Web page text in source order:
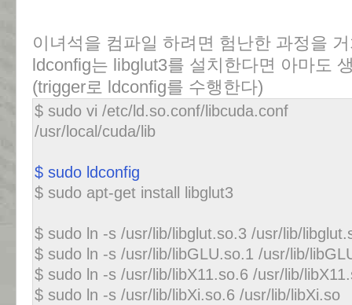
이녀석을 컴파일 하려면 험난한 과정을
ldconfig는 libglut3를 설치한다면 아마도
(trigger로 ldconfig를 수행한다)
$ sudo vi /etc/ld.so.conf/libcuda.conf
/usr/local/cuda/lib
$ sudo ldconfig
$ sudo apt-get install libglut3
$ sudo ln -s /usr/lib/libglut.so.3 /usr/lib/
$ sudo ln -s /usr/lib/libGLU.so.1 /usr/lib/
$ sudo ln -s /usr/lib/libX11.so.6 /usr/lib/
$ sudo ln -s /usr/lib/libXi.so.6 /usr/lib/libXi.so